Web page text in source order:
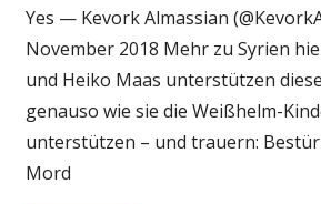
Yes — Kevork Almassian
November 2018 Mehr zu Syrien
und Heiko Maas unterstützen
genauso wie sie die Weißhelm-
unterstützen – und trauern:
Mord